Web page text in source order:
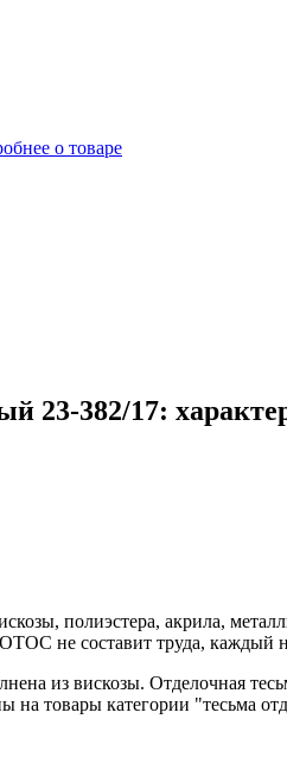
о товаре
23-382/17:
полиэстера, акрила,
не составит труда, каждый
из вискозы. Отделочная
на товары категории "тесьма